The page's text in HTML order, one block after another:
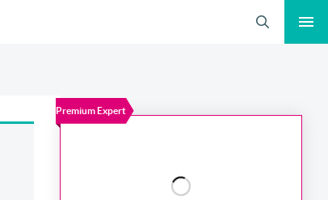
Premium Expert